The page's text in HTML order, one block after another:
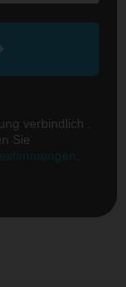
verbindlich .
Sie